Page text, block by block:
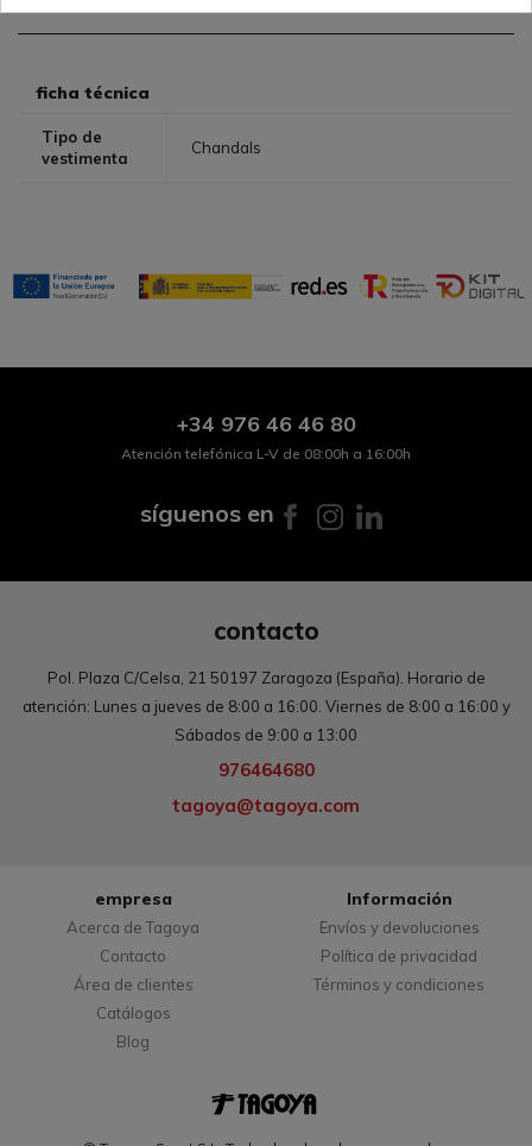
ficha técnica
Tipo de
vestimenta
Chandals
+34 976 46 46 80
Atención telefónica L-V de 08:00h a 16:00h
síguenos en
contacto
Pol. Plaza C/Celsa, 21 50197 Zaragoza (España). Horario de
atención: Lunes a jueves de 8:00 a 16:00. Viernes de 8:00 a 16:00 y
Sábados de 9:00 a 13:00
976464680
tagoya@tagoya.com
empresa
Acerca de Tagoya
Contacto
Área de clientes
Catálogos
Blog
Información
Envíos y devoluciones
Política de privacidad
Términos y condiciones